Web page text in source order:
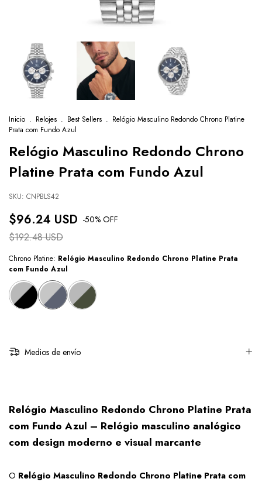
Inicio . Relojes . Best Sellers . Relógio Masculino Redondo Chrono Platine
Prata com Fundo Azul
Relógio Masculino Redondo Chrono
Platine Prata com Fundo Azul
SKU: CNPBLS42
$96.24 USD -50% OFF
$192.48 USD
Chrono Platine: Relógio Masculino Redondo Chrono Platine Prata
com Fundo Azul
Medios de envío
Relógio Masculino Redondo Chrono Platine Prata
com Fundo Azul – Relógio masculino analógico
com design moderno e visual marcante
O Relógio Masculino Redondo Chrono Platine Prata com